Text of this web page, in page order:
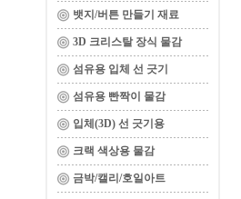
뱃지/버튼 만들기 재료
3D 크리스탈 장식 물감
섬유용 입체 선 긋기
섬유용 빤짝이 물감
입체(3D) 선 긋기용
크랙 색상용 물감
금박/캘리/호일아트